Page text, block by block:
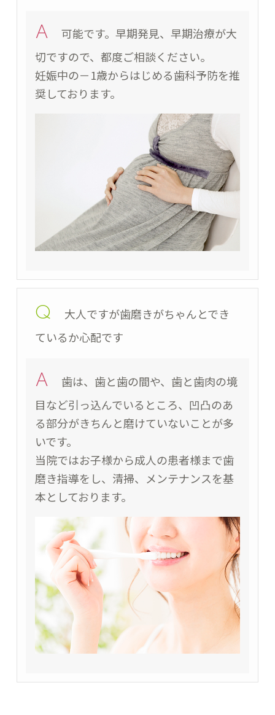
A
可能です。早期発見、早期治療が大
切ですので、都度ご相談ください。
妊娠中の－1歳からはじめる歯科予防を推
奨しております。
Q
大人ですが歯磨きがちゃんとでき
ているか心配です
A
歯は、歯と歯の間や、歯と歯肉の境
目など引っ込んでいるところ、凹凸のあ
る部分がきちんと磨けていないことが多
いです。
当院ではお子様から成人の患者様まで歯
磨き指導をし、清掃、メンテナンスを基
本としております。